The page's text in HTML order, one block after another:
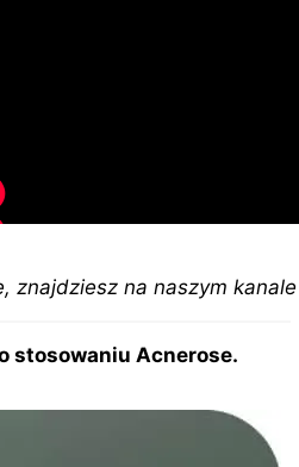
znajdziesz na naszym
stosowaniu Acnerose.